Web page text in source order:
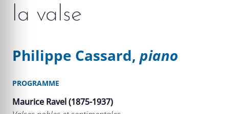
la valse
Philippe Cassard, piano
PROGRAMME
Maurice Ravel (1875-1937)